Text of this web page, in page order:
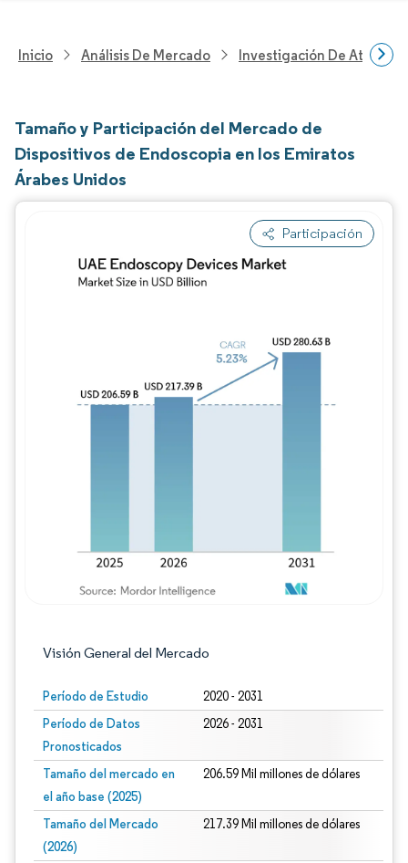
Inicio Análisis De Mercado Investigación De
Tamaño y Participación del Mercado de
Dispositivos de Endoscopia en los Emiratos
Árabes Unidos
Participación
Visión General del Mercado
Período de Estudio 2020 - 2031
Período de Datos
Pronosticados
2026 - 2031
Tamaño del mercado en
el año base (2025)
206.59 Mil millones de dólares
Tamaño del Mercado
(2026)
217.39 Mil millones de dólares